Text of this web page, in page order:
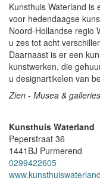
Kunsthuis Waterland is
voor hedendaagse
Noord-Hollandse regio
u zes tot acht
Daarnaast is er een
kunstwerken, die
u designartikelen van
Zien - Musea & galleries
Kunsthuis Waterland
Peperstraat 36
1441BJ Purmerend
0299422605